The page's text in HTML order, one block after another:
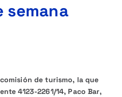
semana
comisión de turismo, la que
4123-2261/14, Paco Bar,